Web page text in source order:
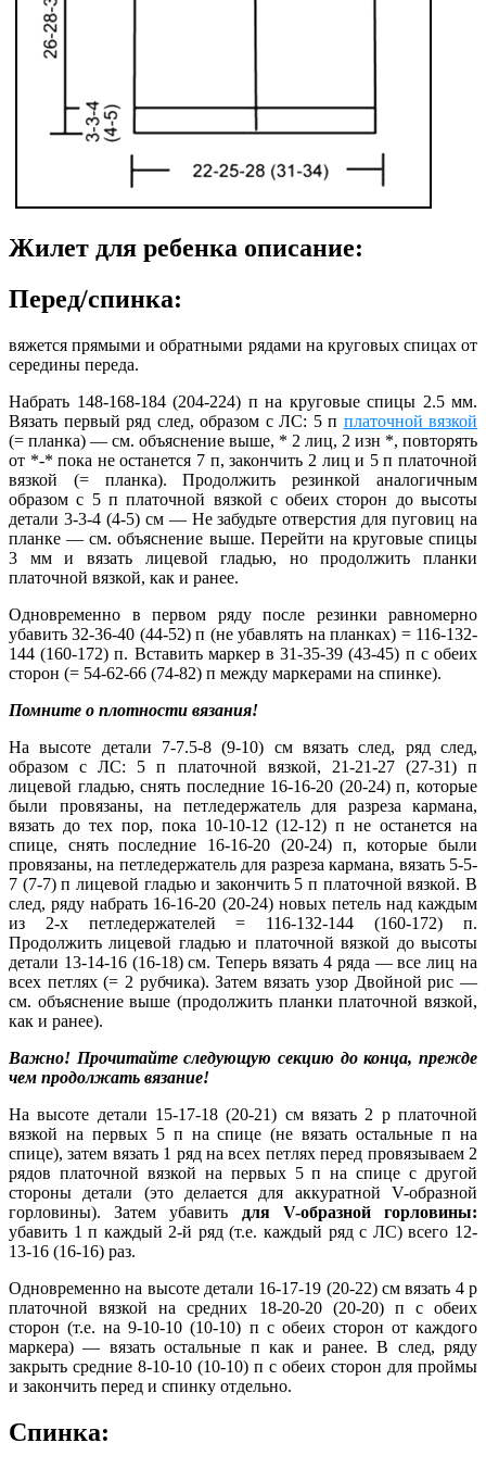
Жилет для ребенка описание:
Перед/спинка:
вяжется прямыми и обратными рядами на круговых спицах от
середины переда.
Набрать 148-168-184 (204-224) п на круговые спицы 2.5 мм.
Вязать первый ряд след, образом с ЛС: 5 п платочной вязкой
(= планка) — см. объяснение выше, * 2 лиц, 2 изн *, повторять
от *-* пока не останется 7 п, закончить 2 лиц и 5 п платочной
вязкой (= планка). Продолжить резинкой аналогичным
образом с 5 п платочной вязкой с обеих сторон до высоты
детали 3-3-4 (4-5) см — Не забудьте отверстия для пуговиц на
планке — см. объяснение выше. Перейти на круговые спицы
3 мм и вязать лицевой гладью, но продолжить планки
платочной вязкой, как и ранее.
Одновременно в первом ряду после резинки равномерно
убавить 32-36-40 (44-52) п (не убавлять на планках) = 116-132-
144 (160-172) п. Вставить маркер в 31-35-39 (43-45) п с обеих
сторон (= 54-62-66 (74-82) п между маркерами на спинке).
Помните о плотности вязания!
На высоте детали 7-7.5-8 (9-10) см вязать след, ряд след,
образом с ЛС: 5 п платочной вязкой, 21-21-27 (27-31) п
лицевой гладью, снять последние 16-16-20 (20-24) п, которые
были провязаны, на петледержатель для разреза кармана,
вязать до тех пор, пока 10-10-12 (12-12) п не останется на
спице, снять последние 16-16-20 (20-24) п, которые были
провязаны, на петледержатель для разреза кармана, вязать 5-5-
7 (7-7) п лицевой гладью и закончить 5 п платочной вязкой. В
след, ряду набрать 16-16-20 (20-24) новых петель над каждым
из 2-х петледержателей = 116-132-144 (160-172) п.
Продолжить лицевой гладью и платочной вязкой до высоты
детали 13-14-16 (16-18) см. Теперь вязать 4 ряда — все лиц на
всех петлях (= 2 рубчика). Затем вязать узор Двойной рис —
см. объяснение выше (продолжить планки платочной вязкой,
как и ранее).
Важно! Прочитайте следующую секцию до конца, прежде
чем продолжать вязание!
На высоте детали 15-17-18 (20-21) см вязать 2 р платочной
вязкой на первых 5 п на спице (не вязать остальные п на
спице), затем вязать 1 ряд на всех петлях перед провязываем 2
рядов платочной вязкой на первых 5 п на спице с другой
стороны детали (это делается для аккуратной V-образной
горловины). Затем убавить для V-образной горловины:
убавить 1 п каждый 2-й ряд (т.е. каждый ряд с ЛС) всего 12-
13-16 (16-16) раз.
Одновременно на высоте детали 16-17-19 (20-22) см вязать 4 р
платочной вязкой на средних 18-20-20 (20-20) п с обеих
сторон (т.е. на 9-10-10 (10-10) п с обеих сторон от каждого
маркера) — вязать остальные п как и ранее. В след, ряду
закрыть средние 8-10-10 (10-10) п с обеих сторон для проймы
и закончить перед и спинку отдельно.
Спинка: